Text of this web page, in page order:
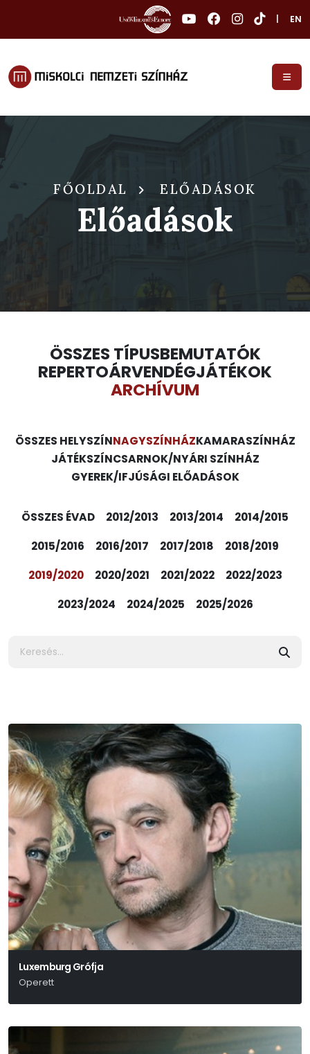
EN
FŐOLDAL ELŐADÁSOK
Előadások
ÖSSZES TÍPUSBEMUTATÓK
REPERTOÁRVENDÉGJÁTÉKOK
ARCHÍVUM
ÖSSZES HELYSZÍNNAGYSZÍNHÁZKAMARASZÍNHÁZ
JÁTÉKSZÍNCSARNOK/NYÁRI SZÍNHÁZ
GYEREK/IFJÚSÁGI ELŐADÁSOK
ÖSSZES ÉVAD 2012/2013 2013/2014
2014/2015
2015/2016
2016/2017 2017/2018
2018/2019
2019/2020
2020/2021 2021/2022
2022/2023
2023/2024
2024/2025 2025/2026
Luxemburg Grófja
Operett